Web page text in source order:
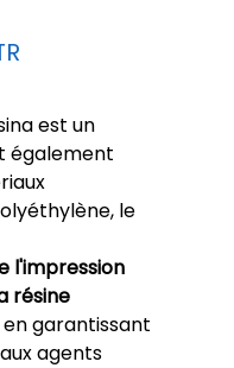
est un
également
le
l'impression
résine
garantissant
agents